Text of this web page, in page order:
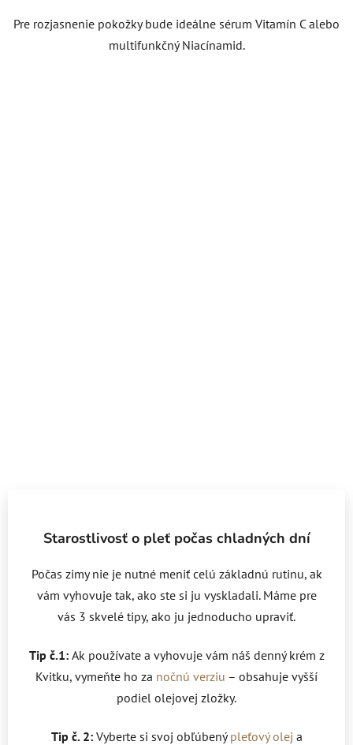
Pre rozjasnenie pokožky bude ideálne sérum Vitamín C alebo
multifunkčný Niacínamid.
Starostlivosť o pleť počas chladných dní
Počas zimy nie je nutné meniť celú základnú rutinu, ak
vám vyhovuje tak, ako ste si ju vyskladali. Máme pre
vás 3 skvelé tipy, ako ju jednoducho upraviť.
Tip č.1: Ak používate a vyhovuje vám náš denný krém z
Kvitku, vymeňte ho za nočnú verziu – obsahuje vyšší
podiel olejovej zložky.
Tip č. 2: Vyberte si svoj obľúbený pleťový olej a